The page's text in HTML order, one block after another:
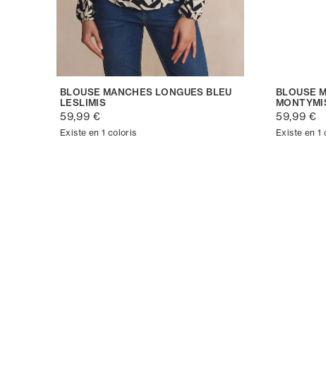
BLOUSE MANCHES LONGUES BLEU
LESLIMIS
59,99 €
Existe en 1 coloris
BLOUSE
59,99 €
Existe en 1